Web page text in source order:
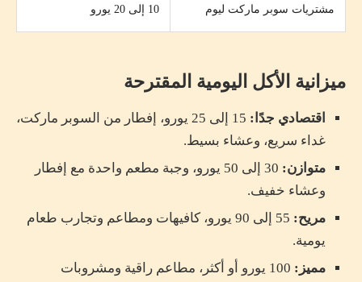
مشتريات سوبر ماركت ليوم 10 إلى 20 يورو
ميزانية الأكل اليومية المقترحة
اقتصادي جدًا:
15 إلى 25 يورو، إفطار من السوبر ماركت،
غداء سريع، وعشاء بسيط.
متوازن:
30 إلى 50 يورو، وجبة مطعم واحدة مع إفطار
وعشاء خفيف.
مريح:
55 إلى 90 يورو، كافيهات ومطاعم وتجارب طعام
يومية.
مميز:
100 يورو أو أكثر، مطاعم راقية ومشروبات